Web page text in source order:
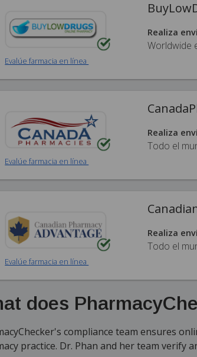
Evalúe farmacia en línea
Realiza
Worldwide
Evalúe farmacia en línea
Realiza
Todo el
Evalúe farmacia en línea
Realiza
Todo el
does
compliance team ensures
practice. Dr. Phan and her team verify